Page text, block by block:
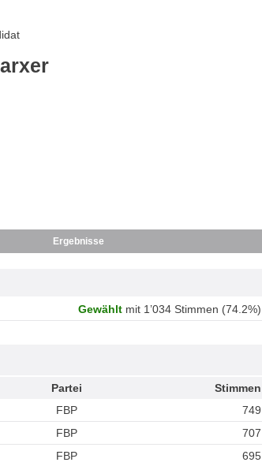
Ergebnisse
Gewähltmit 1’034 Stimmen (74.2%)
Partei
Stimmen
FBP
749
FBP
707
FBP
695